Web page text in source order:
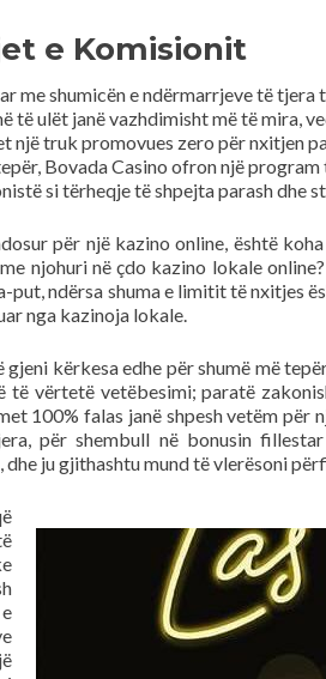
e Komisionit
me shumicën e ndërmarrjeve të
të ulët janë vazhdimisht më të mira,
një truk promovues zero për nxitjen
Bovada Casino ofron një
si tërheqje të shpejta parash dhe
për një kazino online, është
njohuri në çdo kazino lokale
put, ndërsa shuma e limitit të nxitjes
nga kazinoja lokale.
gjeni kërkesa edhe për shumë më
të vërtetë vetëbesimi; paratë
100% falas janë shpesh vetëm për
për shembull në bonusin
ju gjithashtu mund të vlerësoni